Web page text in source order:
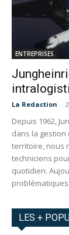
ENTREPRISES
La Redaction -
Depuis 1962,
dans la
territoire, nous
techniciens
quotidien.
LES +